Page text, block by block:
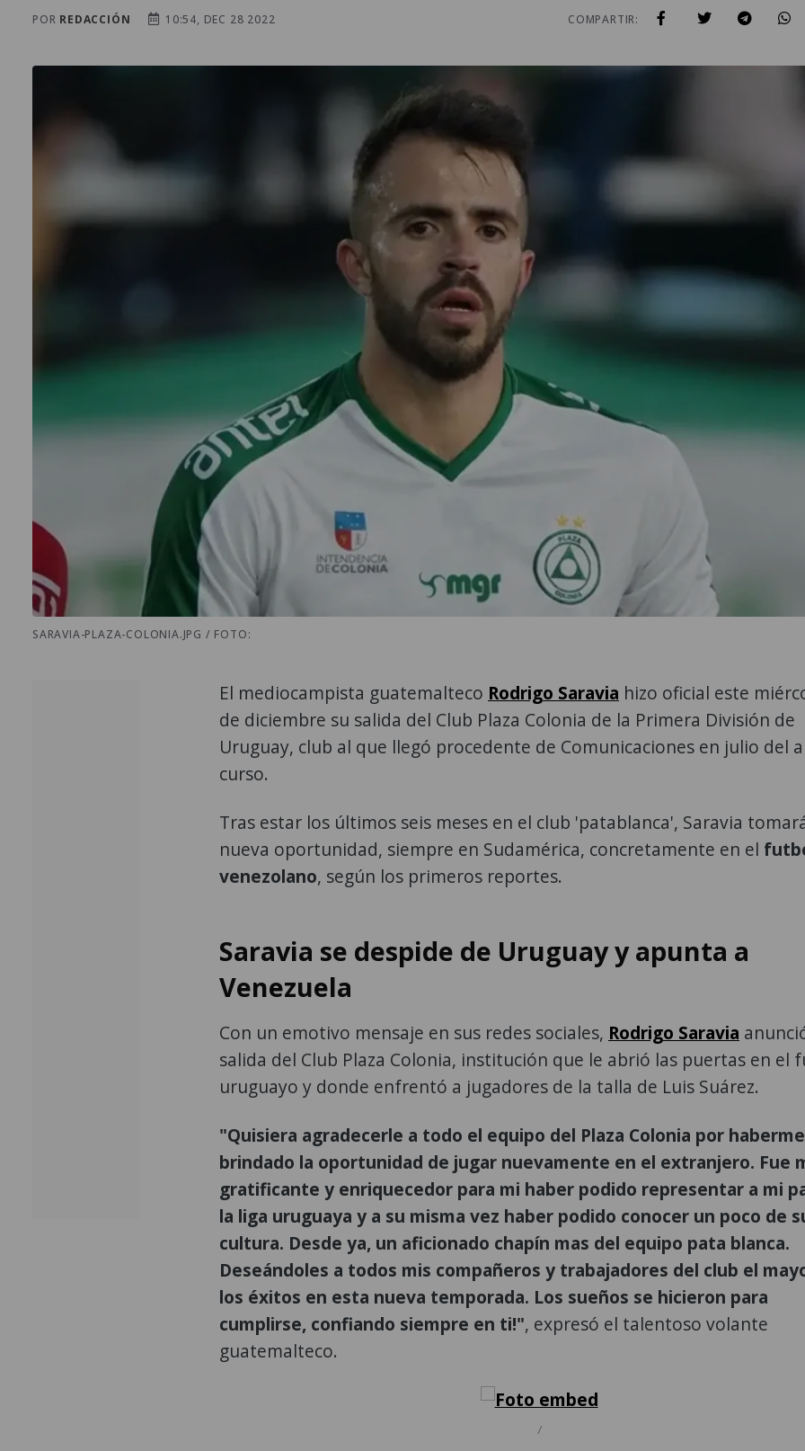
POR REDACCIÓN 10:54, DEC 28 2022 COMPARTIR:
SARAVIA-PLAZA-COLONIA.JPG / FOTO:
El mediocampista guatemalteco Rodrigo Saravia hizo oficial este
de diciembre su salida del Club Plaza Colonia de la Primera División de
Uruguay, club al que llegó procedente de Comunicaciones en julio del
curso.
Tras estar los últimos seis meses en el club 'patablanca', Saravia
nueva oportunidad, siempre en Sudamérica, concretamente en el
venezolano, según los primeros reportes.
Saravia se despide de Uruguay y apunta a
Venezuela
Con un emotivo mensaje en sus redes sociales, Rodrigo Saravia
salida del Club Plaza Colonia, institución que le abrió las puertas en el
uruguayo y donde enfrentó a jugadores de la talla de Luis Suárez.
"Quisiera agradecerle a todo el equipo del Plaza Colonia por haberme
brindado la oportunidad de jugar nuevamente en el extranjero. Fue
gratificante y enriquecedor para mi haber podido representar a mi
la liga uruguaya y a su misma vez haber podido conocer un poco de
cultura. Desde ya, un aficionado chapín mas del equipo pata blanca.
Deseándoles a todos mis compañeros y trabajadores del club el
los éxitos en esta nueva temporada. Los sueños se hicieron para
cumplirse, confiando siempre en ti!", expresó el talentoso volante
guatemalteco.
/